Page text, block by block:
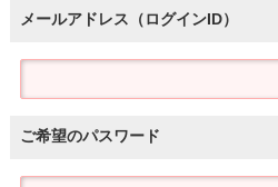
メールアドレス（ログインID）
ご希望のパスワード